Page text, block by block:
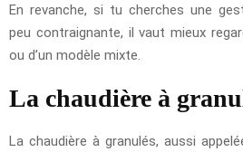
En revanche, si tu cherches une
peu contraignante, il vaut mieux
ou d’un modèle mixte.
La chaudière à
La chaudière à granulés, aussi